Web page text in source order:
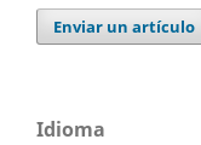
Enviar un artículo
Idioma